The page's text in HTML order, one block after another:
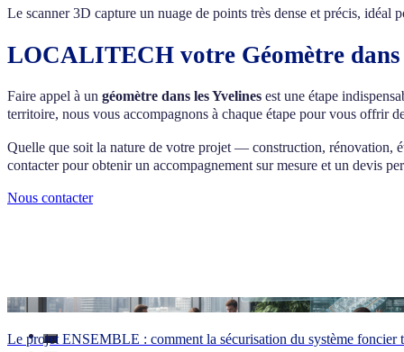
Le scanner 3D capture un nuage de points très dense et précis, idéal
LOCALITECH votre Géomètre dans
Faire appel à un géomètre dans les Yvelines est une étape
territoire, nous vous accompagnons à chaque étape pour vous offrir
Quelle que soit la nature de votre projet — construction, rénovation,
contacter pour obtenir un accompagnement sur mesure et un devis
Nous contacter
Le projet ENSEMBLE : comment la sécurisation du système foncier